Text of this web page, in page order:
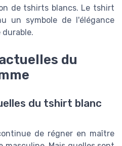
de tshirts blancs. Le tshirt
un symbole de l'élégance
du
du tshirt blanc
de régner en maître